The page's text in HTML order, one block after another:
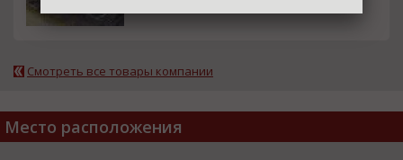
Смотреть все товары компании
Место расположения